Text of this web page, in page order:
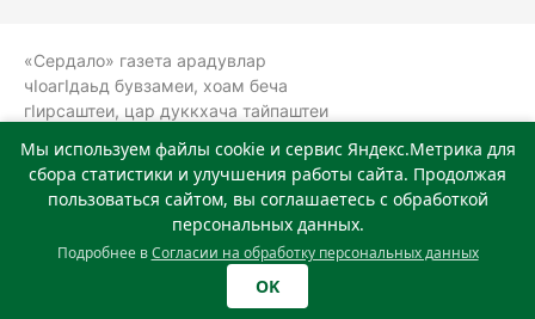
«Сердало» газета арадувлар
чIоагIдаьд бувзамеи, хоам беча
гIирсаштеи, цар дуккхача тайпаштеи
болхлоша (Роскомнадзор).
Реестровая запись СМИ: ЭЛ № ФС 77-
78323 от 15.05.2020 г. Учредитель:
Государственное автономное
учреждение «Издательский дом
Мы используем файлы cookie и сервис Яндекс.Метрика для
сбора статистики и улучшения работы сайта. Продолжая
пользоваться сайтом, вы соглашаетесь с обработкой
персональных данных.
Подробнее вСогласии на обработку персональных данных
OK